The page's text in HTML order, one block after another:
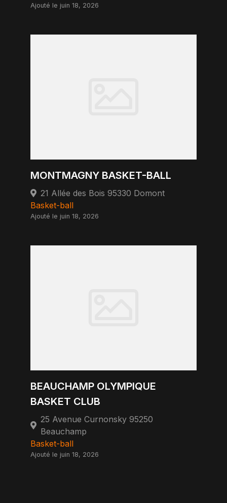
Ajouté le juin 18, 2026
MONTMAGNY BASKET-BALL
21 Allée des Bois 95330 Domont
Basket-ball
Ajouté le juin 18, 2026
BEAUCHAMP OLYMPIQUE
BASKET CLUB
25 Avenue Curnonsky 95250
Beauchamp
Basket-ball
Ajouté le juin 18, 2026